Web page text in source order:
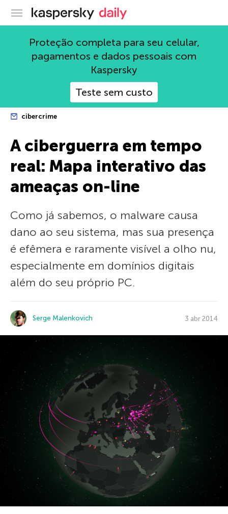
Blog oficial da Kaspersky
Proteção completa para seu celular,
pagamentos e dados pessoais com
Kaspersky
Teste sem custo
cibercrime
A ciberguerra em tempo
real: Mapa interativo das
ameaças on-line
Como já sabemos, o malware causa
dano ao seu sistema, mas sua presença
é efêmera e raramente visível a olho nu,
especialmente em domínios digitais
além do seu próprio PC.
Serge Malenkovich 3 abr 2014